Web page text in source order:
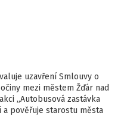
uzavření Smlouvy o
mezi městem Žďár nad
„Autobusová zastávka
a pověřuje starostu města